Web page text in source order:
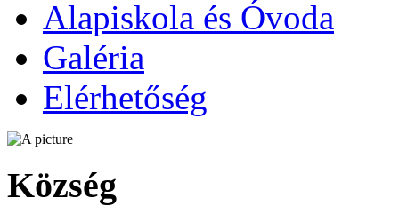
Alapiskola és Óvoda
Galéria
Elérhetőség
Község